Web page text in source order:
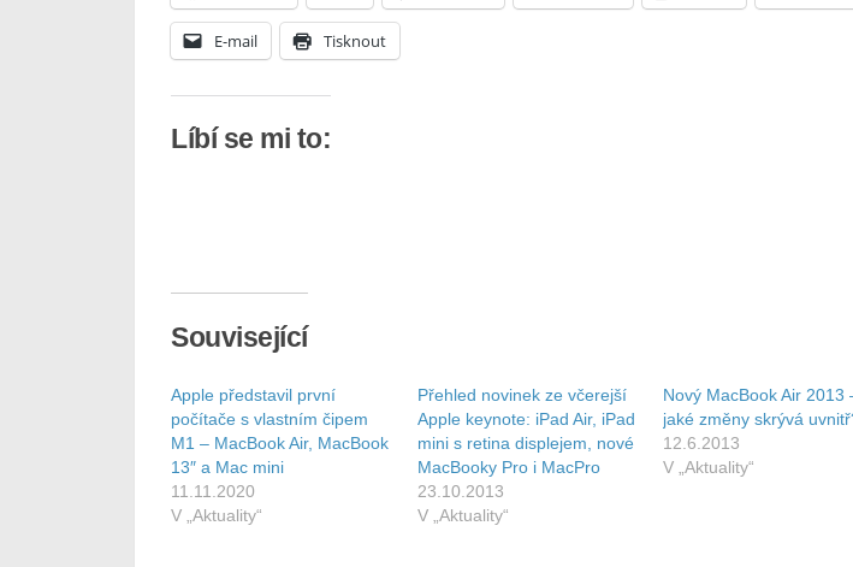
E-mail Tisknout
Líbí se mi to:
Související
Apple představil první
počítače s vlastním čipem
M1 – MacBook Air, MacBook
13″ a Mac mini
11.11.2020
V „Aktuality“
Přehled novinek ze včerejší
Apple keynote: iPad Air, iPad
mini s retina displejem, nové
MacBooky Pro i MacPro
23.10.2013
V „Aktuality“
Nový MacBook Air 2013
jaké změny skrývá
12.6.2013
V „Aktuality“